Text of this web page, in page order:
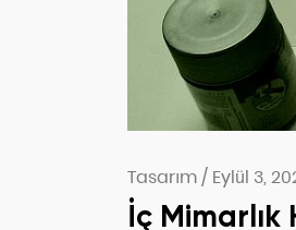
Tasarım/ Eylül 3,
İç